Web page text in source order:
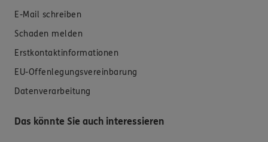
E-Mail schreiben
Schaden melden
Erstkontaktinformationen
EU-Offenlegungsvereinbarung
Datenverarbeitung
Das könnte Sie auch interessieren